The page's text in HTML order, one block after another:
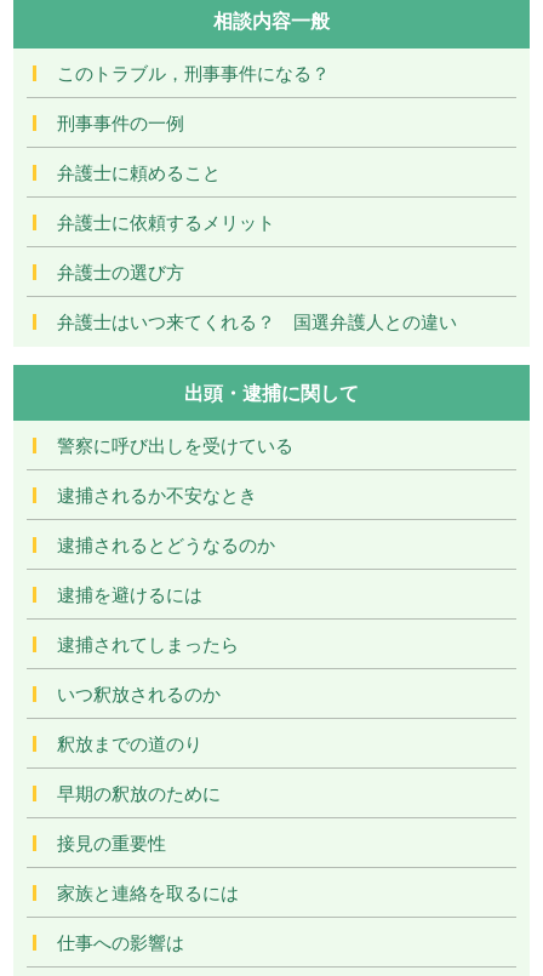
相談内容一般
このトラブル，刑事事件になる？
刑事事件の一例
弁護士に頼めること
弁護士に依頼するメリット
弁護士の選び方
弁護士はいつ来てくれる？ 国選弁護人との違い
出頭・逮捕に関して
警察に呼び出しを受けている
逮捕されるか不安なとき
逮捕されるとどうなるのか
逮捕を避けるには
逮捕されてしまったら
いつ釈放されるのか
釈放までの道のり
早期の釈放のために
接見の重要性
家族と連絡を取るには
仕事への影響は